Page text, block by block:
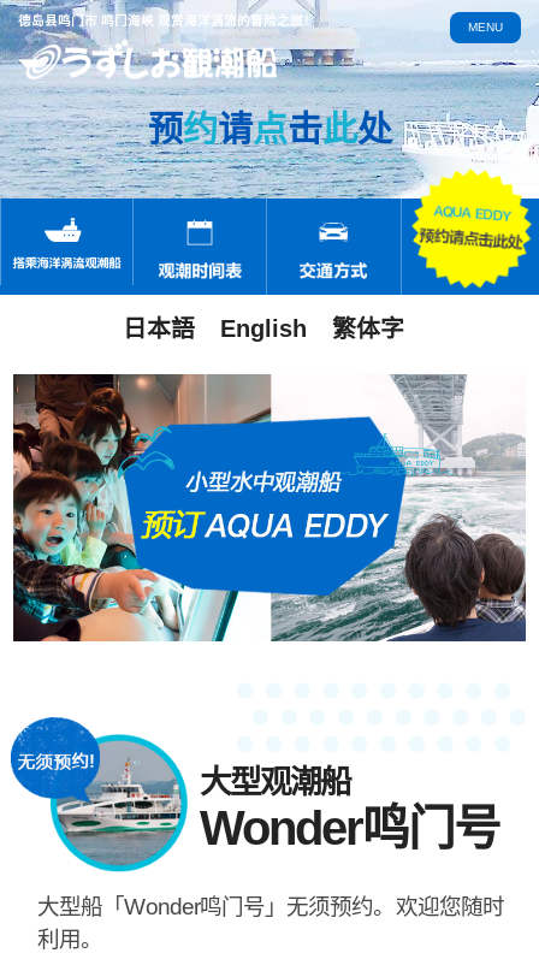
德岛县鸣门市 鸣门海峡 观赏海洋涡流的冒险之旅！
日本語 English 繁体字
MENU
预约请点击此处
大型观潮船
Wonder鸣门号
大型船「Wonder鸣门号」无须预约。欢迎您随时
利用。